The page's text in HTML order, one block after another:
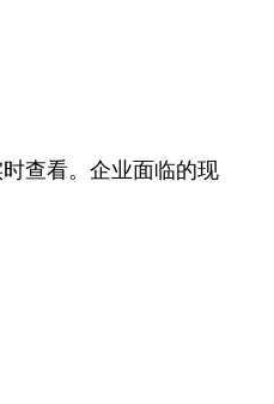
查看。企业面临的现